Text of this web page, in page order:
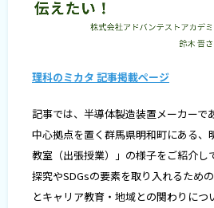
理科のミカタ 記事掲載ページ
記事では、半導体製造装置メーカーで
中心拠点を置く群馬県明和町にある、
教室（出張授業）」の様子をご紹介し
探究やSDGsの要素を取り入れるため
とキャリア教育・地域との関わりにつ